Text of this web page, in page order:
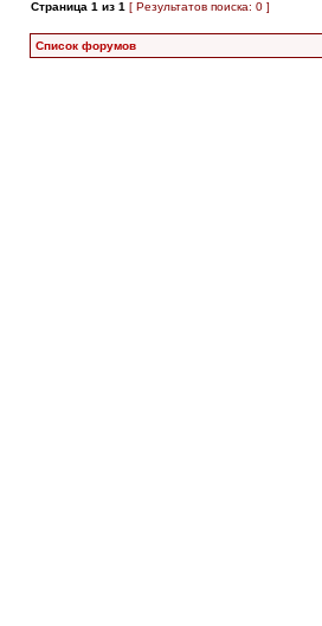
Страница 1 из 1 [ Результатов поиска: 0 ]
Список форумов